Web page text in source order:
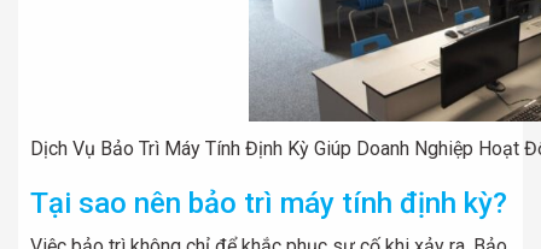
Dịch Vụ Bảo Trì Máy Tính Định Kỳ Giúp Doanh Nghiệp Hoạt
Tại sao nên bảo trì máy tính định kỳ?